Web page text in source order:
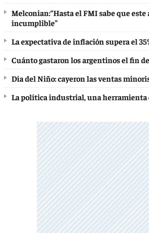
Melconian:“Hasta el FMI sabe que este
incumplible”
La expectativa de inflación supera el
Cuánto gastaron los argentinos el fin
Día del Niño: cayeron las ventas
La política industrial, una herramienta